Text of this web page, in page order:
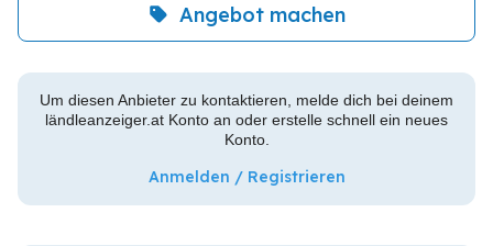
Angebot machen
Um diesen Anbieter zu kontaktieren, melde dich bei deinem
ländleanzeiger.at Konto an oder erstelle schnell ein neues
Konto.
Anmelden / Registrieren